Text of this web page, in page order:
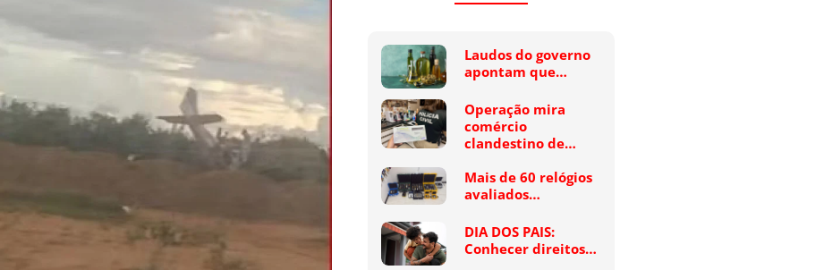
Laudos do governo
apontam que…
Operação mira
comércio
clandestino de…
Mais de 60 relógios
avaliados…
DIA DOS PAIS:
Conhecer direitos…